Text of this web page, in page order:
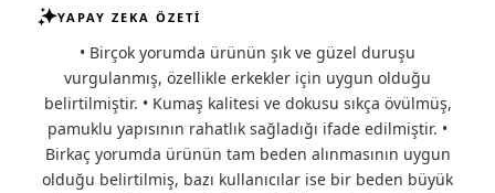
YAPAY ZEKA ÖZETİ
• Birçok yorumda ürünün şık ve güzel duruşu
vurgulanmış, özellikle erkekler için uygun olduğu
belirtilmiştir. • Kumaş kalitesi ve dokusu sıkça övülmüş,
pamuklu yapısının rahatlık sağladığı ifade edilmiştir. •
Birkaç yorumda ürünün tam beden alınmasının uygun
olduğu belirtilmiş, bazı kullanıcılar ise bir beden büyük